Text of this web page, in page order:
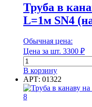
Диаметр
Диаметр внутренний
Труба в
L=1м SN4
Обычная цена:
Цена за шт. 3300 ₽
Количество
товара
Труба
в
канаву
В корзину
АРТ: 01322